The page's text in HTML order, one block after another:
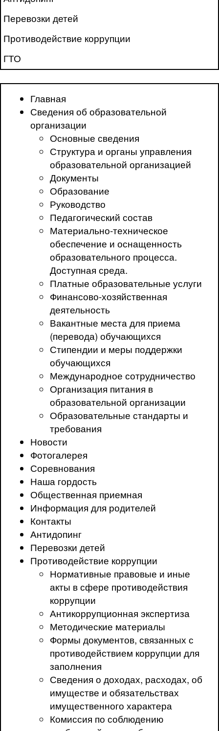
Перевозки детей
Противодействие коррупции
ГТО
Главная
Сведения об образовательной
организации
Основные сведения
Структура и органы управления
образовательной организацией
Документы
Образование
Руководство
Педагогический состав
Материально-техническое
обеспечение и оснащенность
образовательного процесса.
Доступная среда.
Платные образовательные услуги
Финансово-хозяйственная
деятельность
Вакантные места для приема
(перевода) обучающихся
Стипендии и меры поддержки
обучающихся
Международное сотрудничество
Организация питания в
образовательной организации
Образовательные стандарты и
требования
Новости
Фотогалерея
Соревнования
Наша гордость
Общественная приемная
Информация для родителей
Контакты
Антидопинг
Перевозки детей
Противодействие коррупции
Нормативные правовые и иные
акты в сфере противодействия
коррупции
Антикоррупционная экспертиза
Методические материалы
Формы документов, связанных с
противодействием коррупции для
заполнения
Сведения о доходах, расходах, об
имуществе и обязательствах
имущественного характера
Комиссия по соблюдению